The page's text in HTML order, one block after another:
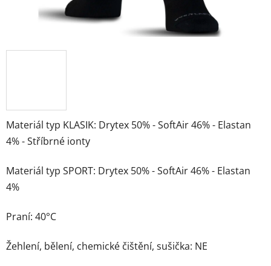
Materiál typ KLASIK: Drytex 50% - SoftAir 46% - Elastan
4% - Stříbrné ionty
Materiál typ SPORT: Drytex 50% - SoftAir 46% - Elastan
4%
Praní: 40°C
Žehlení, bělení, chemické čištění, sušička: NE